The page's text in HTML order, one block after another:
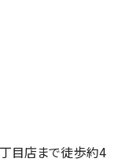
目店まで徒歩約4